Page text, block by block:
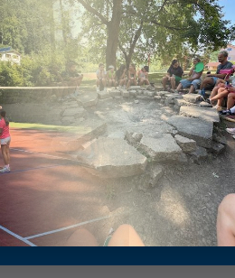
do orgánov
do orgánov